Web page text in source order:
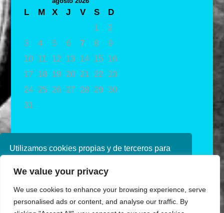
Utilizamos cookies propias y de terceros para
navegando, consideramos que acepta su uso.
política de cookies consulte nuestra
Política de
privacidad
We value your privacy
We use cookies to enhance your browsing experience, serve
personalised ads or content, and analyse our traffic. By
L M X J V S
D
1
2
3
4 5 6 7 8
9
10
11 12 13 14 15
16
17
18 19 20 21 22
23
24
25 26 27 28 29 30
31